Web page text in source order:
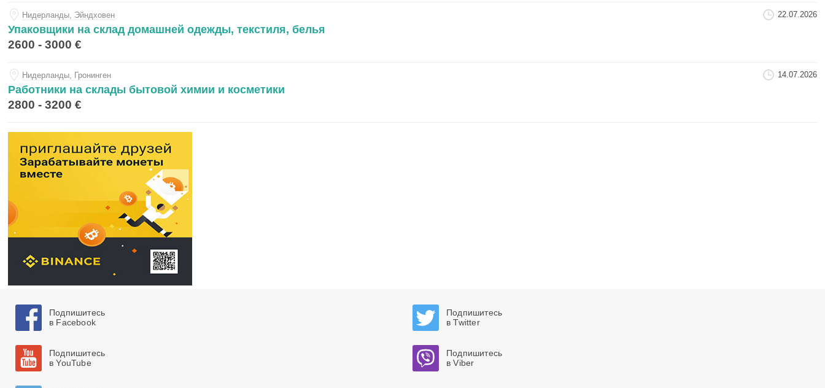
Нидерланды, Эйндховен 22.07.2026
Упаковщики на склад домашней одежды, текстиля, белья
2600 - 3000 €
Нидерланды, Гронинген 14.07.2026
Работники на склады бытовой химии и косметики
2800 - 3200 €
Подпишитесь
в Facebook
Подпишитесь
в Twitter
Подпишитесь
в YouTube
Подпишитесь
в Viber